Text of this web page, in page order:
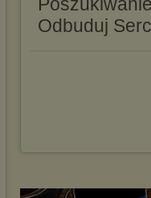
Odbuduj